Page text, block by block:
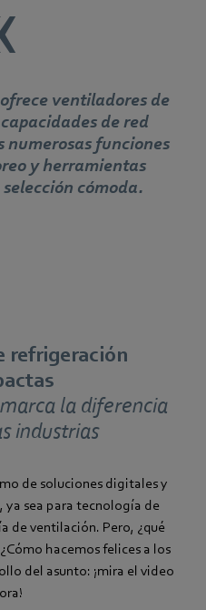
ventiladores de
de red
funciones
y herramientas
cómoda.
refrigeración
la diferencia
industrias
de soluciones digitales y
sea para tecnología de
de ventilación. Pero, ¿qué
hacemos felices a los
del asunto: ¡mira el video